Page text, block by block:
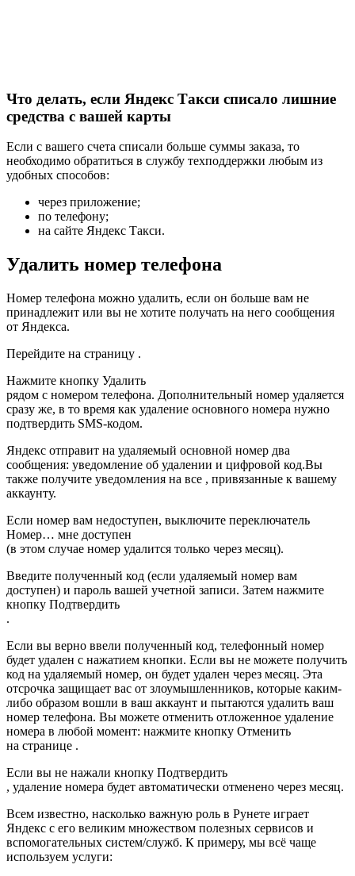
Что делать, если Яндекс Такси списало лишние
средства с вашей карты
Если с вашего счета списали больше суммы заказа, то
необходимо обратиться в службу техподдержки любым из
удобных способов:
через приложение;
по телефону;
на сайте Яндекс Такси.
Удалить номер телефона
Номер телефона можно удалить, если он больше вам не
принадлежит или вы не хотите получать на него сообщения
от Яндекса.
Перейдите на страницу .
Нажмите кнопку Удалить
рядом с номером телефона. Дополнительный номер удаляется
сразу же, в то время как удаление основного номера нужно
подтвердить SMS-кодом.
Яндекс отправит на удаляемый основной номер два
сообщения: уведомление об удалении и цифровой код.Вы
также получите уведомления на все , привязанные к вашему
аккаунту.
Если номер вам недоступен, выключите переключатель
Номер… мне доступен
(в этом случае номер удалится только через месяц).
Введите полученный код (если удаляемый номер вам
доступен) и пароль вашей учетной записи. Затем нажмите
кнопку Подтвердить
.
Если вы верно ввели полученный код, телефонный номер
будет удален с нажатием кнопки. Если вы не можете получить
код на удаляемый номер, он будет удален через месяц. Эта
отсрочка защищает вас от злоумышленников, которые каким-
либо образом вошли в ваш аккаунт и пытаются удалить ваш
номер телефона. Вы можете отменить отложенное удаление
номера в любой момент: нажмите кнопку Отменить
на странице .
Если вы не нажали кнопку Подтвердить
, удаление номера будет автоматически отменено через месяц.
Всем известно, насколько важную роль в Рунете играет
Яндекс с его великим множеством полезных сервисов и
вспомогательных систем/служб. К примеру, мы всё чаще
используем услуги: